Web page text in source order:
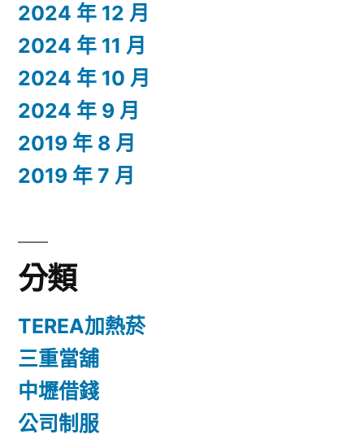
2024 年 12 月
2024 年 11 月
2024 年 10 月
2024 年 9 月
2019 年 8 月
2019 年 7 月
分類
TEREA加熱菸
三重當舖
中壢借錢
公司制服